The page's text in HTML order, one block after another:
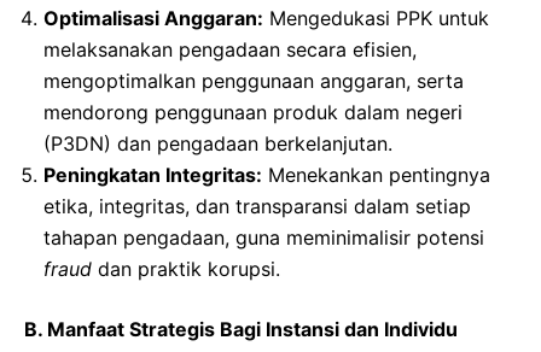
Optimalisasi Anggaran: Mengedukasi PPK untuk
melaksanakan pengadaan secara efisien,
mengoptimalkan penggunaan anggaran, serta
mendorong penggunaan produk dalam negeri
(P3DN) dan pengadaan berkelanjutan.
Peningkatan Integritas: Menekankan pentingnya
etika, integritas, dan transparansi dalam setiap
tahapan pengadaan, guna meminimalisir potensi
fraud dan praktik korupsi.
B. Manfaat Strategis Bagi Instansi dan Individu